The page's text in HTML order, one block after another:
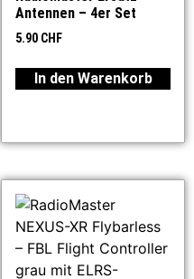
Antennen – 4er Set
5.90 CHF
In den Warenkorb